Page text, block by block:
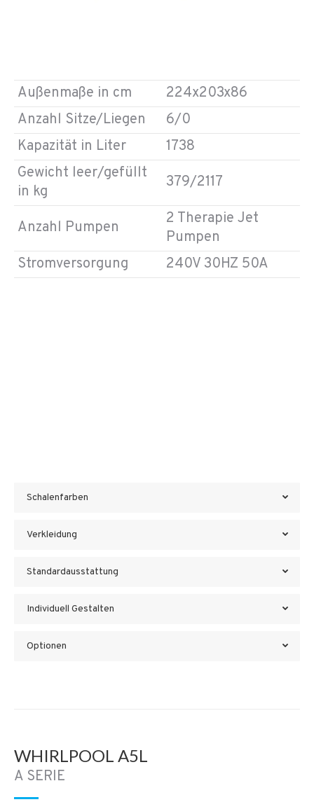
Außenmaße in cm
224x203x86
Anzahl Sitze/Liegen
6/0
Kapazität in Liter
1738
Gewicht leer/gefüllt
in kg
379/2117
Anzahl Pumpen
2 Therapie Jet
Pumpen
Stromversorgung
240V 30HZ 50A
Schalenfarben
Verkleidung
Standardausstattung
Individuell Gestalten
Optionen
WHIRLPOOL A5L
A SERIE